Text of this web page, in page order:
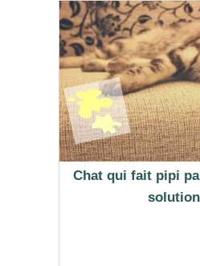
Chat qui fait pipi